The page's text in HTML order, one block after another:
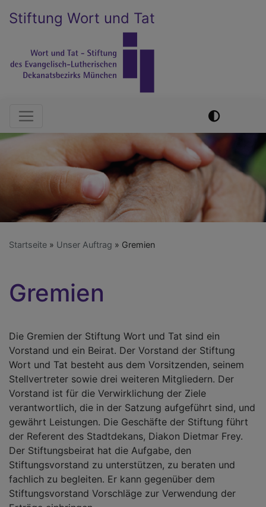
zum
Stiftung Wort und Tat
Hauptnavigation
Startseite Unser Auftrag Gremien
Gremien
Die Gremien der Stiftung Wort und Tat sind ein
Vorstand und ein Beirat. Der Vorstand der Stiftung
Wort und Tat besteht aus dem Vorsitzenden, seinem
Stellvertreter sowie drei weiteren Mitgliedern. Der
Vorstand ist für die Verwirklichung der Ziele
verantwortlich, die in der Satzung aufgeführt sind, und
gewährt Leistungen. Die Geschäfte der Stiftung führt
der Referent des Stadtdekans, Diakon Dietmar Frey.
Der Stiftungsbeirat hat die Aufgabe, den
Stiftungsvorstand zu unterstützen, zu beraten und
fachlich zu begleiten. Er kann gegenüber dem
Stiftungsvorstand Vorschläge zur Verwendung der